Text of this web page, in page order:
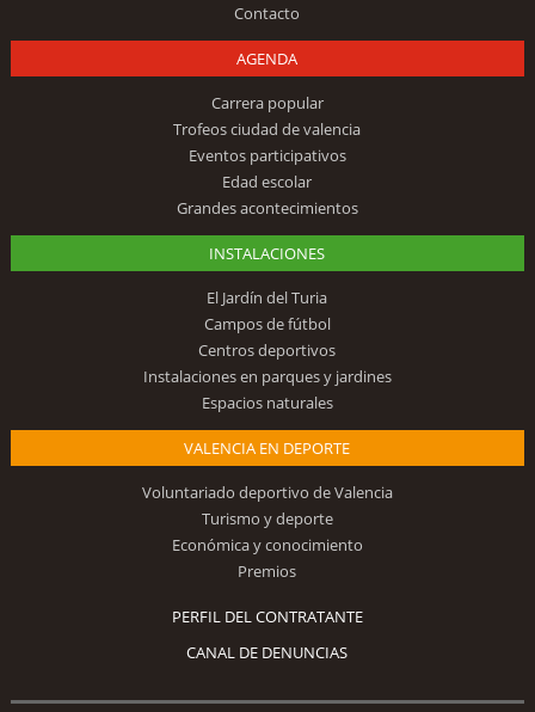
Contacto
AGENDA
Carrera popular
Trofeos ciudad de valencia
Eventos participativos
Edad escolar
Grandes acontecimientos
INSTALACIONES
El Jardín del Turia
Campos de fútbol
Centros deportivos
Instalaciones en parques y jardines
Espacios naturales
VALENCIA EN DEPORTE
Voluntariado deportivo de Valencia
Turismo y deporte
Económica y conocimiento
Premios
PERFIL DEL CONTRATANTE
CANAL DE DENUNCIAS